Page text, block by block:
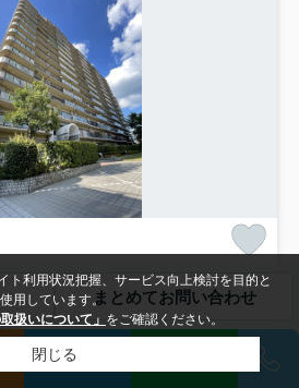
【リフォーム済】レックスガーデン守山弐番館 7F
下げ
年
歩10分
まとめてお問い合わせ
相談
ト利用状況把握、サービス向上検討を目的と
用しています。
扱いについて」 をご確認ください。
閉じる